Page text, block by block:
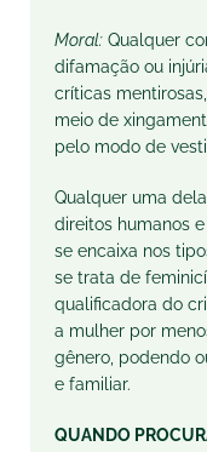
Moral: Qualquer
difamação ou
críticas
meio de
pelo modo de
Qualquer uma
direitos humanos
se encaixa nos
se trata de
qualificadora do
a mulher por
gênero, podendo
e familiar.
QUANDO